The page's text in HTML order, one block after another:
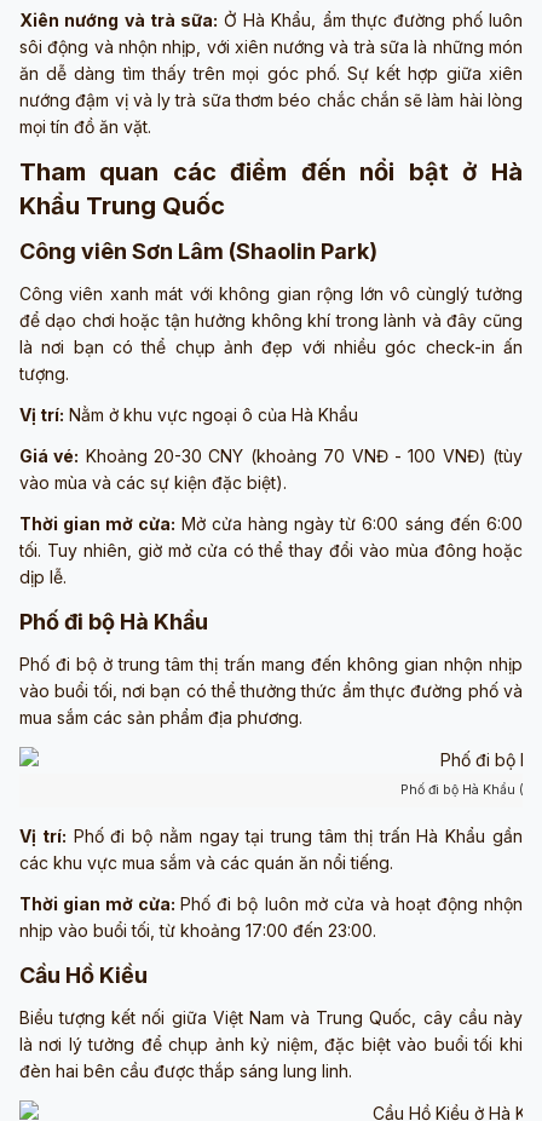
Xiên nướng và trà sữa: Ở Hà Khẩu, ẩm thực đường phố luôn
sôi động và nhộn nhịp, với xiên nướng và trà sữa là những món
ăn dễ dàng tìm thấy trên mọi góc phố. Sự kết hợp giữa xiên
nướng đậm vị và ly trà sữa thơm béo chắc chắn sẽ làm hài lòng
mọi tín đồ ăn vặt.
Tham quan các điểm đến nổi bật ở Hà
Khẩu Trung Quốc
Công viên Sơn Lâm (Shaolin Park)
Công viên xanh mát với không gian rộng lớn vô cùnglý tưởng
để dạo chơi hoặc tận hưởng không khí trong lành và đây cũng
là nơi bạn có thể chụp ảnh đẹp với nhiều góc check-in ấn
tượng.
Vị trí: Nằm ở khu vực ngoại ô của Hà Khẩu
Giá vé: Khoảng 20-30 CNY (khoảng 70 VNĐ - 100 VNĐ) (tùy
vào mùa và các sự kiện đặc biệt).
Thời gian mở cửa: Mở cửa hàng ngày từ 6:00 sáng đến 6:00
tối. Tuy nhiên, giờ mở cửa có thể thay đổi vào mùa đông hoặc
dịp lễ.
Phố đi bộ Hà Khẩu
Phố đi bộ ở trung tâm thị trấn mang đến không gian nhộn nhịp
vào buổi tối, nơi bạn có thể thưởng thức ẩm thực đường phố và
mua sắm các sản phẩm địa phương.
Phố đi bộ Hà Khẩu
Vị trí: Phố đi bộ nằm ngay tại trung tâm thị trấn Hà Khẩu gần
các khu vực mua sắm và các quán ăn nổi tiếng.
Thời gian mở cửa:Phố đi bộ luôn mở cửa và hoạt động nhộn
nhịp vào buổi tối, từ khoảng 17:00 đến 23:00.
Cầu Hồ Kiều
Biểu tượng kết nối giữa Việt Nam và Trung Quốc, cây cầu này
là nơi lý tưởng để chụp ảnh kỷ niệm, đặc biệt vào buổi tối khi
đèn hai bên cầu được thắp sáng lung linh.